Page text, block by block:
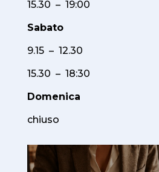
15.30 – 19:00
Sabato
9.15 – 12.30
15.30 – 18:30
Domenica
chiuso